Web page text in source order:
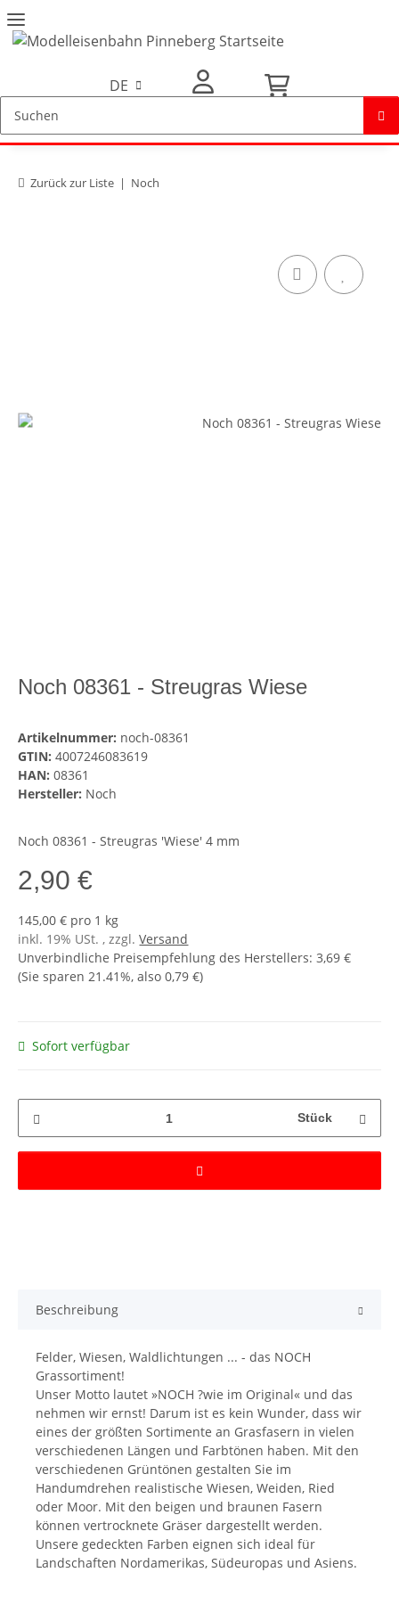
DE
Zurück zur Liste Noch
Noch 08361 - Streugras Wiese
Artikelnummer: noch-08361
GTIN: 4007246083619
HAN: 08361
Hersteller: Noch
Noch 08361 - Streugras 'Wiese' 4 mm
2,90 €
145,00 € pro 1 kg
inkl. 19% USt. , zzgl.Versand
Unverbindliche Preisempfehlung des Herstellers:3,69 €
(Sie sparen21.41%, also0,79 €)
Sofort verfügbar
Stück
Beschreibung
Felder, Wiesen, Waldlichtungen ... - das NOCH
Grassortiment!
Unser Motto lautet »NOCH ?wie im Original« und das
nehmen wir ernst! Darum ist es kein Wunder, dass wir
eines der größten Sortimente an Grasfasern in vielen
verschiedenen Längen und Farbtönen haben. Mit den
verschiedenen Grüntönen gestalten Sie im
Handumdrehen realistische Wiesen, Weiden, Ried
oder Moor. Mit den beigen und braunen Fasern
können vertrocknete Gräser dargestellt werden.
Unsere gedeckten Farben eignen sich ideal für
Landschaften Nordamerikas, Südeuropas und Asiens.